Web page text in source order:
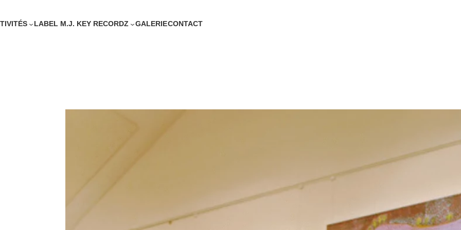
LABEL M.J. KEY RECORDZ GALERIECONTACT